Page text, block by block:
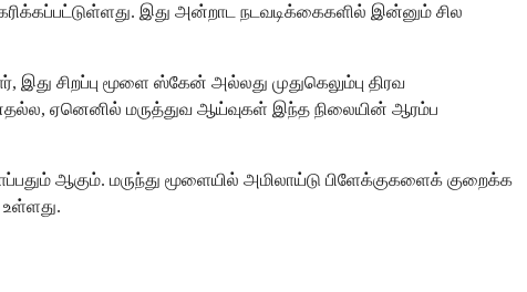
இது அன்றாட நடவடிக்கைகளில் இன்னும் சில
இது சிறப்பு மூளை ஸ்கேன் அல்லது முதுகெலும்பு திரவ
ஏனெனில் மருத்துவ ஆய்வுகள் இந்த நிலையின் ஆரம்ப
ஆகும். மருந்து மூளையில் அமிலாய்டு பிளேக்குகளைக் குறைக்க
உள்ளது.